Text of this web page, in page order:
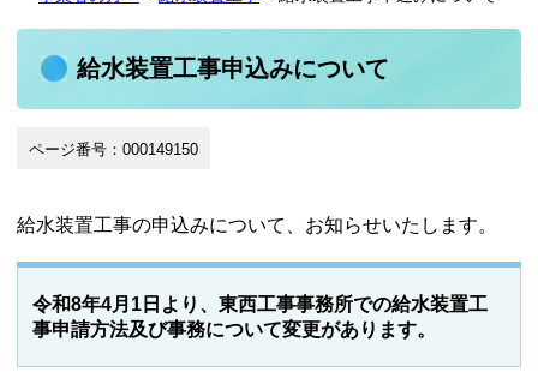
給水装置工事申込みについて
ページ番号：000149150
給水装置工事の申込みについて、お知らせいたします。
令和8年4月1日より、東西工事事務所での給水装置工
事申請方法及び事務について変更があります。